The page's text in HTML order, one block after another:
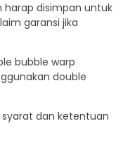
harap disimpan untuk
garansi jika
bubble warp
double
dan ketentuan